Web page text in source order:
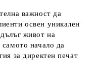
важност да
освен уникален
живот на
начало да
за директен печат